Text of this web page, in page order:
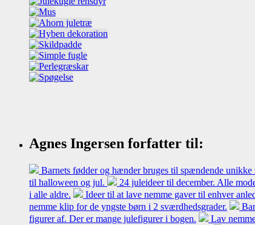
Agnes Ingersen forfatter til:
Barnets fødder og hænder bruges til spændende unikke
til halloween og jul.
24 juleideer til december. Alle
i alle aldre.
Ideer til at lave nemme gaver til enhver
nemme klip for de yngste børn i 2 sværdhedsgrader.
figurer af. Der er mange julefigurer i bogen.
Lav